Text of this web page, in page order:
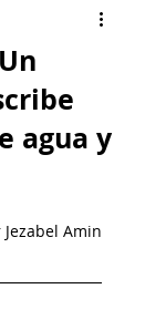
agua y
Jezabel Amin